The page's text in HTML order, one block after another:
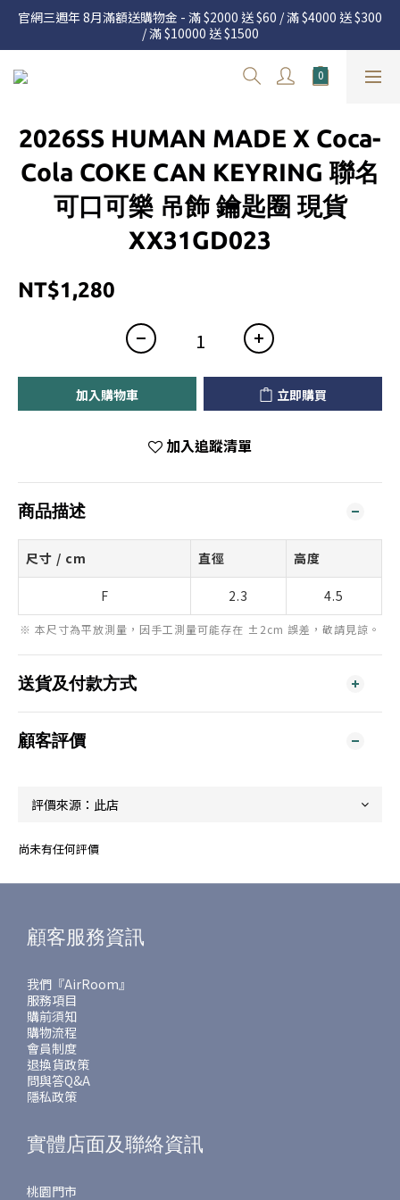
官網三週年 8月滿額送購物金 - 滿 $2000 送 $60 / 滿 $4000 送 $300
/ 滿 $10000 送 $1500
官網三週年 8月滿額送購物金 - 滿 $2000 送 $60 / 滿 $4000 送 $300
/ 滿 $10000 送 $1500
7.22 – 8.13 日本連線中，絕對讓你買到爆
度請詳閱公告
官網三週年 8月滿額送購物金 - 滿 $2000 送 $60 / 滿 $4000 送 $300
/ 滿 $10000 送 $1500
2026SS HUMAN MADE X Coca-
Cola COKE CAN KEYRING 聯名
可口可樂 吊飾 鑰匙圈 現貨
XX31GD023
NT$1,280
加入購物車 立即購買
加入追蹤清單
商品描述
尺寸 / cm 直徑 高度
F 2.3 4.5
※ 本尺寸為平放測量，因手工測量可能存在 ±2cm 誤差，敬請見諒。
送貨及付款方式
顧客評價
尚未有任何評價
顧客服務資訊
我們『AirRoom』
服務項目
購前須知
購物流程
會員制度
退換貨政策
問與答Q&A
隱私政策
實體店面及聯絡資訊
桃園門市